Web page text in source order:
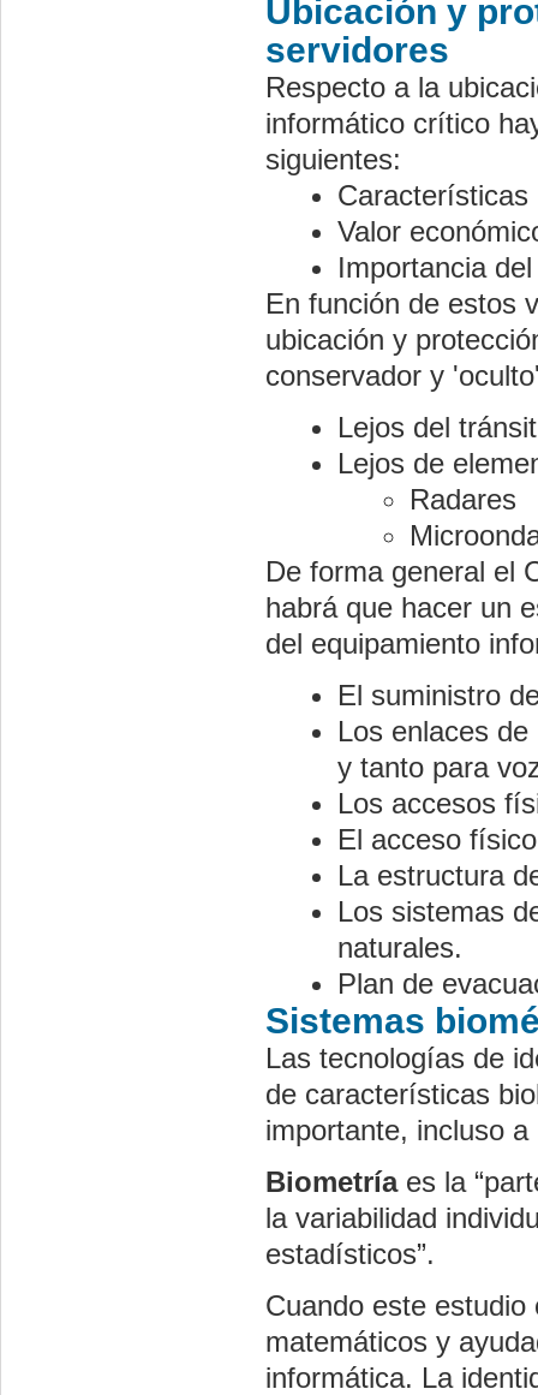
Ubicación y
servidores
Respecto a la
informático crítico
siguientes:
Características
Valor
Importancia
En función de estos
ubicación y
conservador y
Lejos del
Lejos de
Radares
De forma general el
habrá que hacer un
del equipamiento
El suministro
Los enlaces
y tanto para
Los accesos
El acceso
La estructura
Los sistemas
naturales.
Plan de
Sistemas
Las tecnologías de
de características
importante, incluso
Biometríaes la
la variabilidad
estadísticos”.
Cuando este
matemáticos y
informática. La